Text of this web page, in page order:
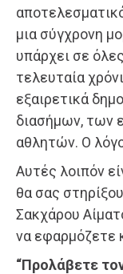
μια σύγχρονη
υπάρχει σε
τελευταία
εξαιρετικά
διασήμων, των
αθλητών. Ο
Αυτές λοιπόν
θα σας
Σακχάρου
να εφαρμόζετε
“Προλάβετε